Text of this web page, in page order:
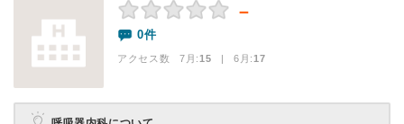
－
0件
アクセス数 7月:15 | 6月:17